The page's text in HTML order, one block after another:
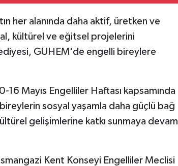
her alanında daha aktif, üretken ve
kültürel ve eğitsel projelerini
GUHEM'de engelli bireylere
Mayıs Engelliler Haftası kapsamında
sosyal yaşamla daha güçlü bağ
gelişimlerine katkı sunmaya devam
Kent Konseyi Engelliler Meclisi